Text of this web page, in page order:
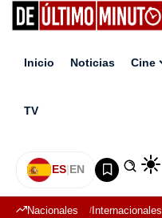
Inicio Noticias Cine
TV
ES|EN
Nacionales Internacionales